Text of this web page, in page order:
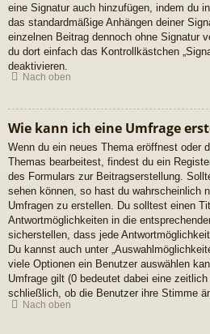
eine Signatur auch hinzufügen, indem du
das standardmäßige Anhängen deiner
einzelnen Beitrag dennoch ohne Signatur
du dort einfach das Kontrollkästchen
deaktivieren.
Nach oben
Wie kann ich eine Umfrage
Wenn du ein neues Thema eröffnest oder
Themas bearbeitest, findest du ein
des Formulars zur Beitragserstellung.
sehen können, so hast du wahrscheinlich
Umfragen zu erstellen. Du solltest einen
Antwortmöglichkeiten in die
sicherstellen, dass jede
Du kannst auch unter
viele Optionen ein Benutzer auswählen
Umfrage gilt (0 bedeutet dabei eine
schließlich, ob die Benutzer ihre Stimme
Nach oben